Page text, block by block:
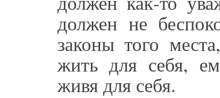
должен не
законы того
жить для себя,
живя для себя.